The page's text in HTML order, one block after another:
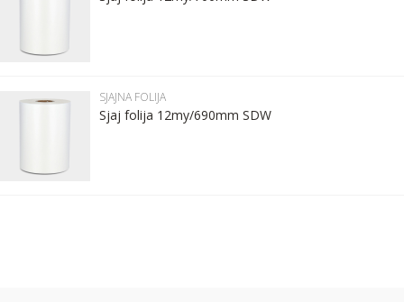
SJAJNA FOLIJA
Sjaj folija 12my/690mm SDW